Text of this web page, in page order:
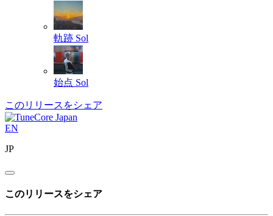
軌跡 Sol
始点 Sol
このリリースをシェア
EN
JP
このリリースをシェア